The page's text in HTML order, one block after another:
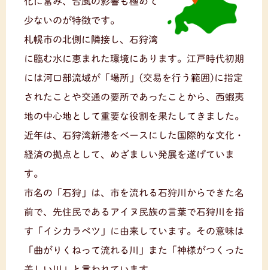
少ないのが特徴です。
札幌市の北側に隣接し、石狩湾
に臨む水に恵まれた環境にあります。江戸時代初期
には河口部流域が「場所」(交易を行う範囲)に指定
されたことや交通の要所であったことから、西蝦夷
地の中心地として重要な役割を果たしてきました。
近年は、石狩湾新港をベースにした国際的な文化・
経済の拠点として、めざましい発展を遂げていま
す。
市名の「石狩」は、市を流れる石狩川からできた名
前で、先住民であるアイヌ民族の言葉で石狩川を指
す「イシカラペツ」に由来しています。その意味は
「曲がりくねって流れる川」また「神様がつくった